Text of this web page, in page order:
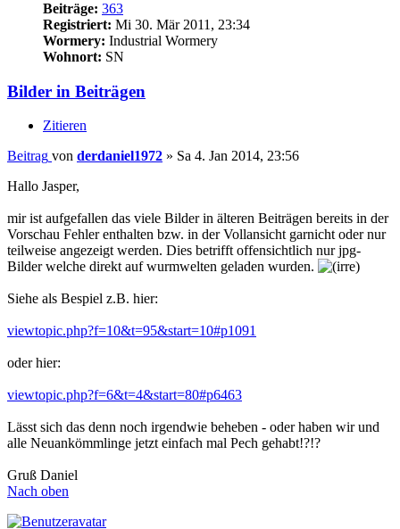
Beiträge: 363
Registriert: Mi 30. Mär 2011, 23:34
Wormery: Industrial Wormery
Wohnort: SN
Bilder in Beiträgen
Zitieren
Beitrag von derdaniel1972 » Sa 4. Jan 2014, 23:56
Hallo Jasper,
mir ist aufgefallen das viele Bilder in älteren Beiträgen bereits in der
Vorschau Fehler enthalten bzw. in der Vollansicht garnicht oder nur
teilweise angezeigt werden. Dies betrifft offensichtlich nur jpg-
Bilder welche direkt auf wurmwelten geladen wurden.
Siehe als Bespiel z.B. hier:
viewtopic.php?f=10&t=95&start=10#p1091
oder hier:
viewtopic.php?f=6&t=4&start=80#p6463
Lässt sich das denn noch irgendwie beheben - oder haben wir und
alle Neuankömmlinge jetzt einfach mal Pech gehabt!?!?
Gruß Daniel
Nach oben